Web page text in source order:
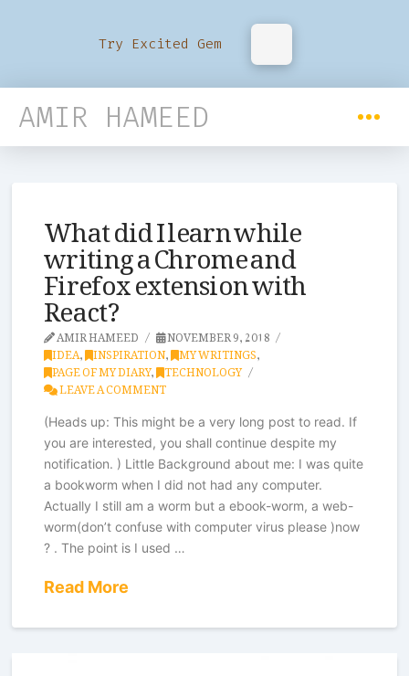
Try Excited Gem
AMIR HAMEED
What did I learn while
writing a Chrome and
Firefox extension with
React?
AMIR HAMEED NOVEMBER 9, 2018
IDEA, INSPIRATION, MY WRITINGS,
PAGE OF MY DIARY, TECHNOLOGY
LEAVE A COMMENT
(Heads up: This might be a very long post to read. If
you are interested, you shall continue despite my
notification. ) Little Background about me: I was quite
a bookworm when I did not had any computer.
Actually I still am a worm but a ebook-worm, a web-
worm(don’t confuse with computer virus please )now
? . The point is I used …
Read More